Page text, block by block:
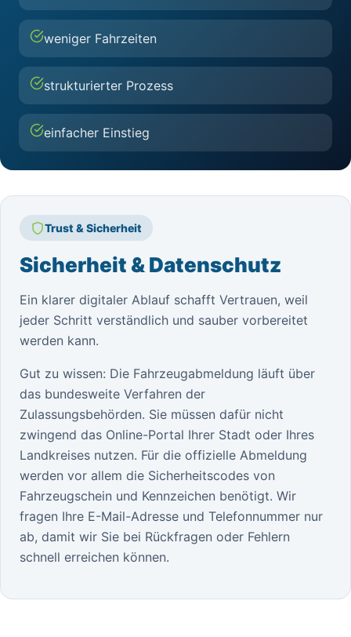
weniger Fahrzeiten
strukturierter Prozess
einfacher Einstieg
Trust & Sicherheit
Sicherheit & Datenschutz
Ein klarer digitaler Ablauf schafft Vertrauen, weil
jeder Schritt verständlich und sauber vorbereitet
werden kann.
Gut zu wissen: Die Fahrzeugabmeldung läuft über
das bundesweite Verfahren der
Zulassungsbehörden. Sie müssen dafür nicht
zwingend das Online-Portal Ihrer Stadt oder Ihres
Landkreises nutzen. Für die offizielle Abmeldung
werden vor allem die Sicherheitscodes von
Fahrzeugschein und Kennzeichen benötigt. Wir
fragen Ihre E-Mail-Adresse und Telefonnummer nur
ab, damit wir Sie bei Rückfragen oder Fehlern
schnell erreichen können.